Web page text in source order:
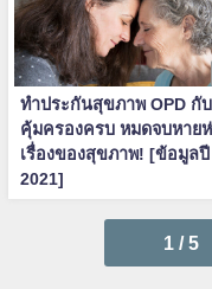
ทำประกันสุขภาพ OPD กั
คุ้มครองครบ หมดจบหาย
เรื่องของสุขภาพ! [ข้อมูลปี
2021]
1 / 5